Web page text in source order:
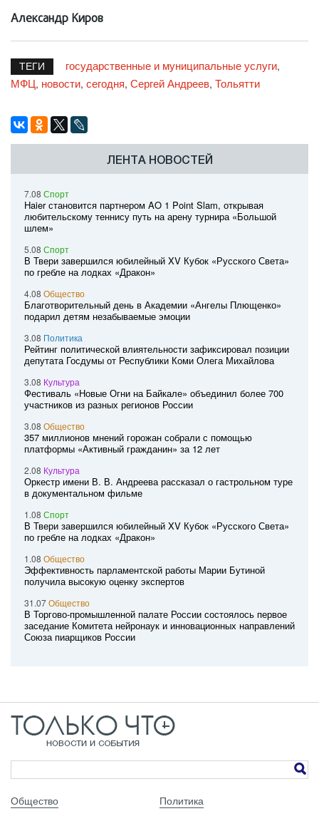
Александр Киров
ТЕГИ государственные и муниципальные услуги,
МФЦ, новости, сегодня, Сергей Андреев, Тольятти
ЛЕНТА НОВОСТЕЙ
7.08 Спорт
Haier становится партнером AO 1 Point Slam, открывая
любительскому теннису путь на арену турнира «Большой
шлем»
5.08 Спорт
В Твери завершился юбилейный XV Кубок «Русского Света»
по гребле на лодках «Дракон»
4.08 Общество
Благотворительный день в Академии «Ангелы Плющенко»
подарил детям незабываемые эмоции
3.08 Политика
Рейтинг политической влиятельности зафиксировал позиции
депутата Госдумы от Республики Коми Олега Михайлова
3.08 Культура
Фестиваль «Новые Огни на Байкале» объединил более 700
участников из разных регионов России
3.08 Общество
357 миллионов мнений горожан собрали с помощью
платформы «Активный гражданин» за 12 лет
2.08 Культура
Оркестр имени В. В. Андреева рассказал о гастрольном туре
в документальном фильме
1.08 Спорт
В Твери завершился юбилейный XV Кубок «Русского Света»
по гребле на лодках «Дракон»
1.08 Общество
Эффективность парламентской работы Марии Бутиной
получила высокую оценку экспертов
31.07Общество
В Торгово-промышленной палате России состоялось первое
заседание Комитета нейронаук и инновационных направлений
Союза пиарщиков России
Общество Политика